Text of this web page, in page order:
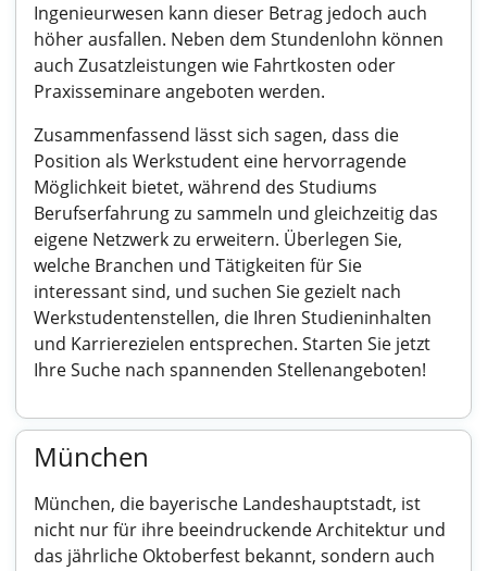
Ingenieurwesen kann dieser Betrag jedoch auch
höher ausfallen. Neben dem Stundenlohn können
auch Zusatzleistungen wie Fahrtkosten oder
Praxisseminare angeboten werden.
Zusammenfassend lässt sich sagen, dass die
Position als Werkstudent eine hervorragende
Möglichkeit bietet, während des Studiums
Berufserfahrung zu sammeln und gleichzeitig das
eigene Netzwerk zu erweitern. Überlegen Sie,
welche Branchen und Tätigkeiten für Sie
interessant sind, und suchen Sie gezielt nach
Werkstudentenstellen, die Ihren Studieninhalten
und Karrierezielen entsprechen. Starten Sie jetzt
Ihre Suche nach spannenden Stellenangeboten!
München
München, die bayerische Landeshauptstadt, ist
nicht nur für ihre beeindruckende Architektur und
das jährliche Oktoberfest bekannt, sondern auch